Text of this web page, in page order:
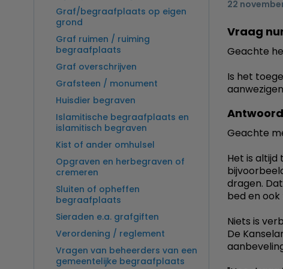
Graf/begraafplaats op eigen
grond
Graf ruimen / ruiming
begraafplaats
Graf overschrijven
Grafsteen / monument
Huisdier begraven
Islamitische begraafplaats en
islamitisch begraven
Kist of ander omhulsel
Opgraven en herbegraven of
cremeren
Sluiten of opheffen
begraafplaats
Sieraden e.a. grafgiften
Verordening / reglement
Vragen van beheerders van een
gemeentelijke begraafplaats
22
Vraag
Geachte
Is het
Geachte
Het is altijd
dragen.
bed en
Niets is
De